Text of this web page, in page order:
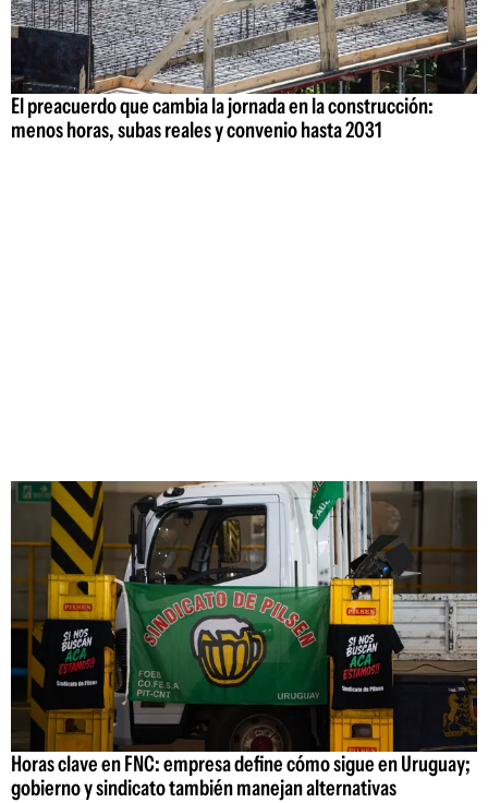
El preacuerdo que cambia la jornada en la construcción:
menos horas, subas reales y convenio hasta 2031
Horas clave en FNC: empresa define cómo sigue en Uruguay;
gobierno y sindicato también manejan alternativas